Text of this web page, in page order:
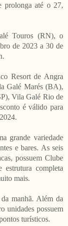
prolonga até o 27,
Touros (RN), o
de 2023 a 30 de
Resort de Angra
Galé Marés (BA),
Vila Galé Rio de
é válido para
grande variedade
e bares. As seis
possuem Clube
completa
mais.
manhã. Além da
unidades possuem
turísticos.